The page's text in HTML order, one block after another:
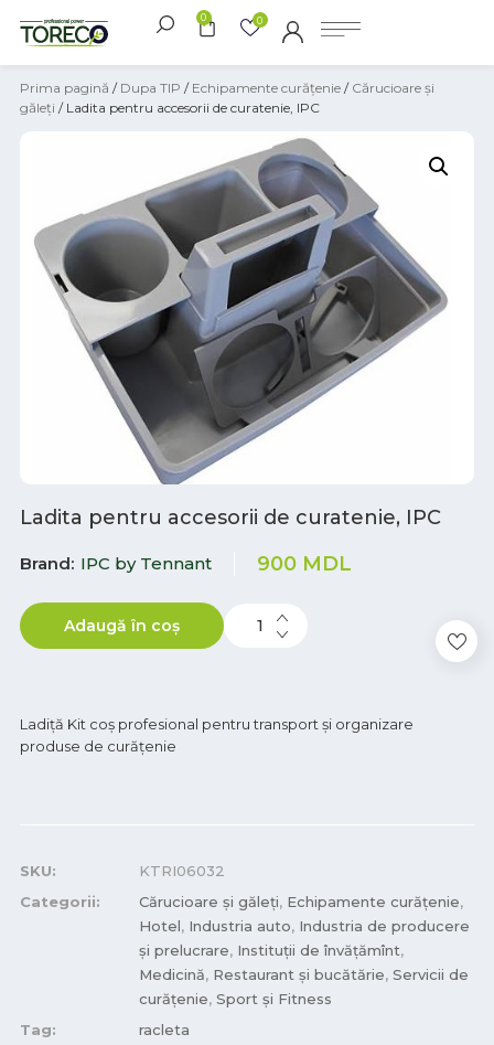
0 0
Prima pagină / Dupa TIP / Echipamente curățenie / Cărucioare și
găleți / Ladita pentru accesorii de curatenie, IPC
Ladita pentru accesorii de curatenie, IPC
Brand IPC by Tennant 900 MDL
Adaugă în coș
Ladiță Kit coș profesional pentru transport și organizare
produse de curățenie
SKU:
KTRI06032
Categorii:
Cărucioare și găleți, Echipamente curățenie,
Hotel, Industria auto, Industria de producere
și prelucrare, Instituții de învățămînt,
Medicină, Restaurant și bucătărie, Servicii de
curățenie, Sport și Fitness
Tag:
racleta